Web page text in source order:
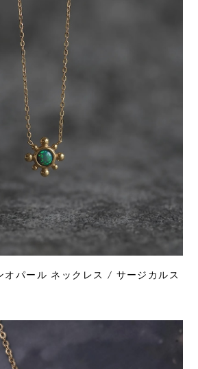
オパール ネックレス / サージカルス